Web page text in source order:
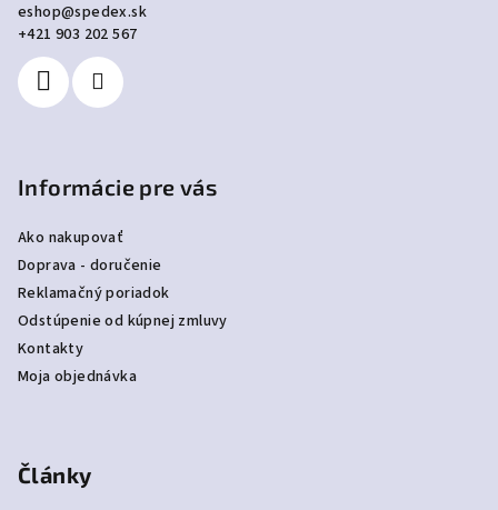
eshop@spedex.sk
+421 903 202 567
Informácie pre vás
Ako nakupovať
Doprava - doručenie
Reklamačný poriadok
Odstúpenie od kúpnej zmluvy
Kontakty
Moja objednávka
Články